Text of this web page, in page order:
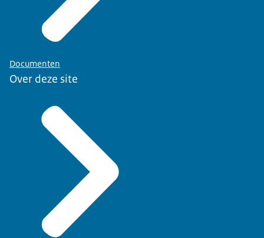
Documenten
Over deze site